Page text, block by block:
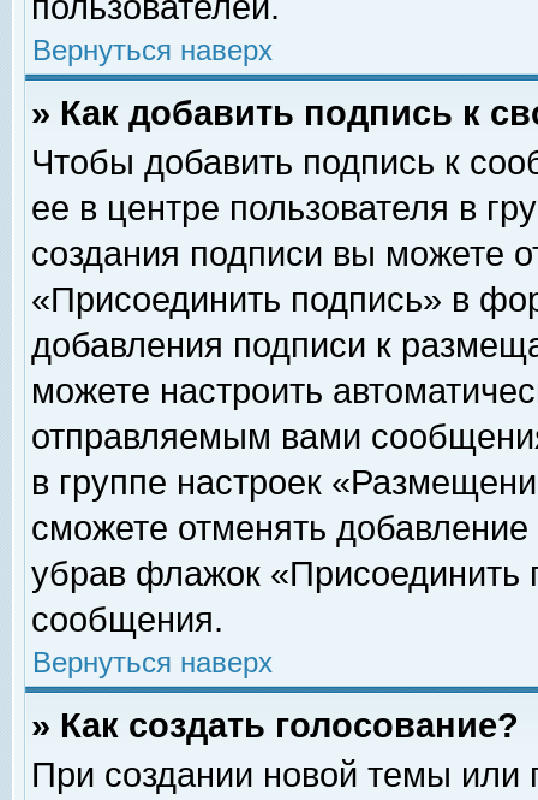
Вернуться наверх
» Как добавить подпись к
Чтобы добавить подпись к
ее в центре пользователя в
создания подписи вы можете
«Присоединить подпись» в
добавления подписи к
можете настроить
отправляемым вами
в группе настроек
сможете отменять
убрав флажок «Присоединить
сообщения.
Вернуться наверх
» Как создать голосование?
При создании новой темы или